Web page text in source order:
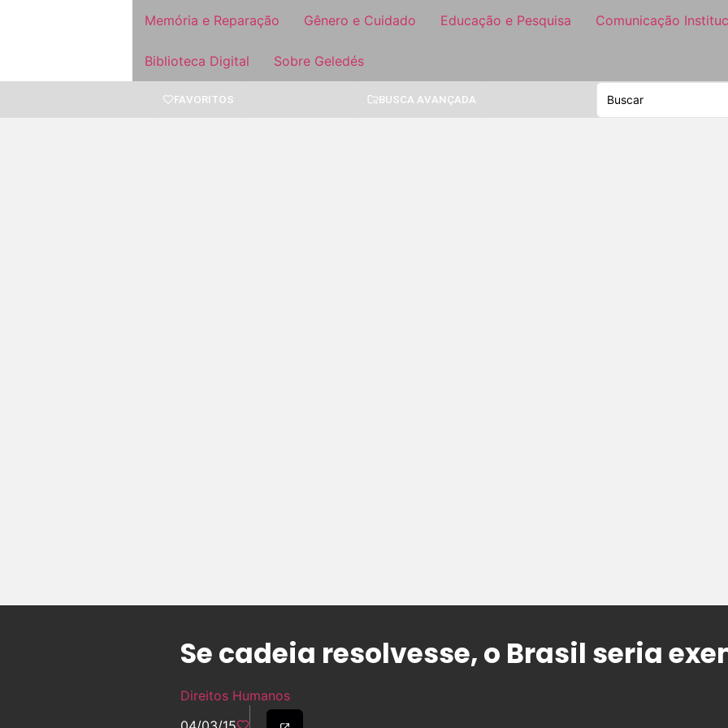
Memória e Reparação Gênero e Cuidado Educação e Pesquisa Comunicação
Biblioteca Digital Sobre Geledés
FAVORITOS BUSCA AVANÇADA
Se cadeia resolvesse, o Brasil seria
Direitos Humanos